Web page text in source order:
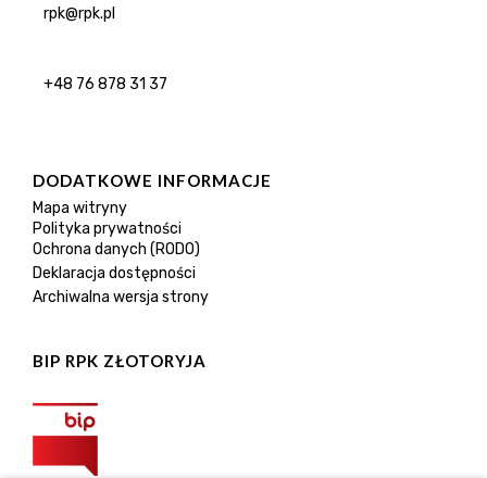
rpk@rpk.pl
+48 76 878 31 37
DODATKOWE INFORMACJE
Mapa witryny
Polityka prywatności
Ochrona danych (RODO)
Deklaracja dostępności
Archiwalna wersja strony
BIP RPK ZŁOTORYJA